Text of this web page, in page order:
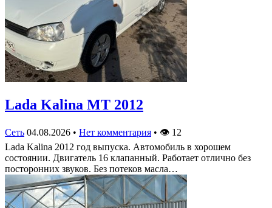
Lada Kalina МТ 2012
Сеть 04.08.2026 • Нет комментария • 👁 12
Lada Kalina 2012 год выпуска. Автомобиль в хорошем
состоянии. Двигатель 16 клапанный. Работает отлично без
посторонних звуков. Без потеков масла…